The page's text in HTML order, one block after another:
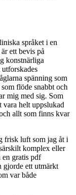
språket i en
ett bevis på
konstnärliga
spänning som
flöde snabbt och
mig med sig. Som
vara helt uppslukad
allt som finns kvar
frisk luft som jag åt i
komplex eller
en gratis pdf
gjorde ett utmärkt
var både